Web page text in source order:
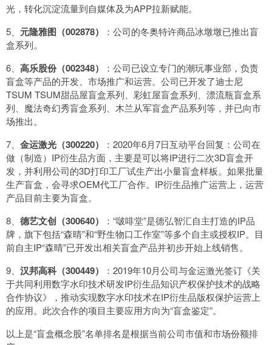
光，转化沉淀流量到自媒体及为APP拉新赋能。
5、 元隆雅图（002878）
：公司的冬奥特许商品冰墩墩已推出盲
盒系列。
6、 高乐股份（002348）
：公司已设立专门的潮玩事业部，负责
盲盒等产品的开发、市场推广和运营。公司已开发了迪士尼
TSUM TSUM甜品屋盲盒系列、彩虹屋盲盒系列、漂流瓶盲盒系
列、魔法奇幻秀盲盒系列、木兰从军盲盒产品系列等，并已向市
场推出。
7、 金运激光（300220）
：2020年6月7日互动平台回复：公司在
做（制造）IP衍生品方面，主要是可以将IP进行二次3D盲盒开
发，并利用公司的3D打印工厂试生产出小量盲盒样板。如果批量
生产盲盒，会寻求OEM代工厂合作。IP衍生品推广运营上，运营
产品目前主要为盲盒。
8、 德艺文创（300640）
：“啵啡堂”是德弘智汇自主打造的IP品
牌，旗下包括“森晴”和“野生物口工作室”等多个自主或授权IP。目
前自主IP“森晴”已开发出相关盲盒产品并初步开始上线销售。
9、 汉邦高科（300449）
：2019年10月公司与金运激光签订《关
于共同利用数字水印技术研发IP衍生品知识产权保护技术的战略
合作协议》，推动实现数字水印技术在IP衍生品版权保护运营上
的应用。此次合作的项目主要应用方向为“盲盒鉴定”。
以上是“盲盒概念股”名单排名是根据当前公司市值和市场份额排